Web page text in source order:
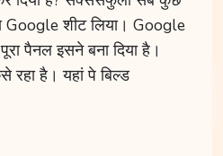
Google शीट लिया। Google
पैनल इसने बना दिया है।
है। यहां पे बिल्ड